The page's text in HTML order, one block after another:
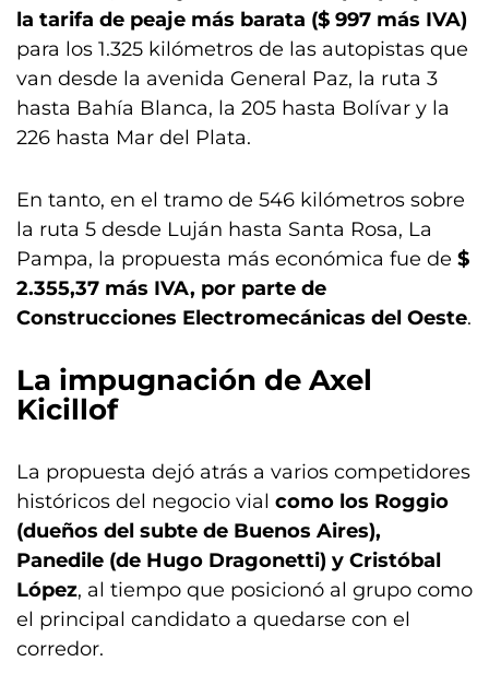
la tarifa de peaje más barata ($ 997 más IVA)
para los 1.325 kilómetros de las autopistas que
van desde la avenida General Paz, la ruta 3
hasta Bahía Blanca, la 205 hasta Bolívar y la
226 hasta Mar del Plata.
En tanto, en el tramo de 546 kilómetros sobre
la ruta 5 desde Luján hasta Santa Rosa, La
Pampa, la propuesta más económica fue de $
2.355,37 más IVA, por parte de
Construcciones Electromecánicas del Oeste.
La impugnación de Axel
Kicillof
La propuesta dejó atrás a varios competidores
históricos del negocio vial como los Roggio
(dueños del subte de Buenos Aires),
Panedile (de Hugo Dragonetti) y Cristóbal
López, al tiempo que posicionó al grupo como
el principal candidato a quedarse con el
corredor.